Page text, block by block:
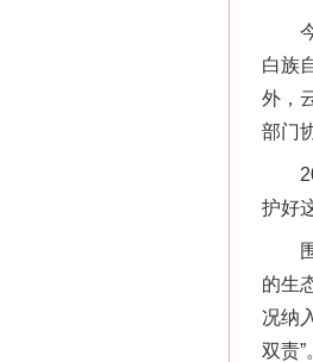
今
白族
外，
部门
护好
围
的生
况纳
双责”